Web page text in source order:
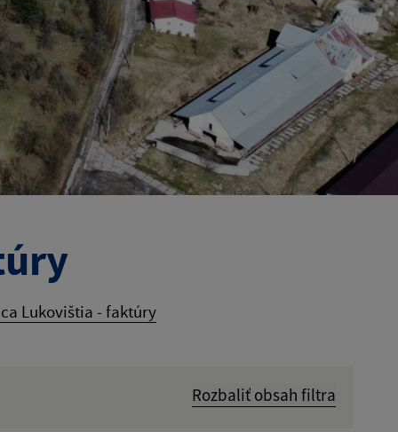
Lukovištia - faktúry
Rozbaliť obsah filtra